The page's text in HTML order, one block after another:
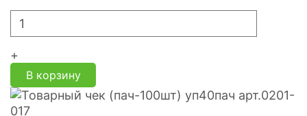
+
В корзину